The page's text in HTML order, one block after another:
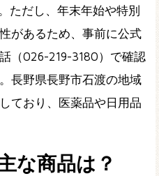
ただし、年末年始や特別
があるため、事前に公式
（026-219-3180）で確認
長野県長野市石渡の地域
ており、医薬品や日用品
な商品は？